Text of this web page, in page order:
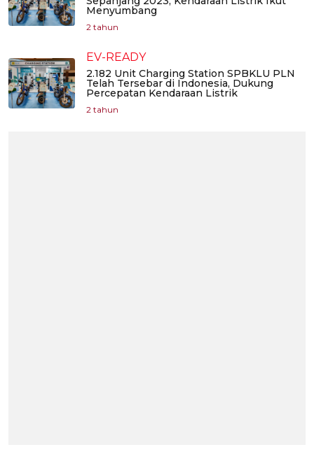
Menyumbang
2 tahun
EV-READY
2.182 Unit Charging Station SPBKLU PLN
Telah Tersebar di Indonesia, Dukung
Percepatan Kendaraan Listrik
2 tahun